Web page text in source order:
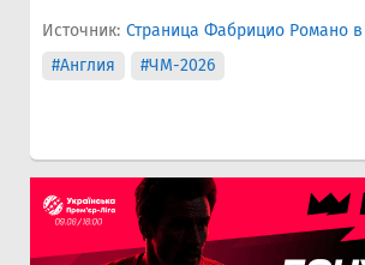
Источник: Страница Фабрицио Романо в
#Англия
#ЧМ-2026